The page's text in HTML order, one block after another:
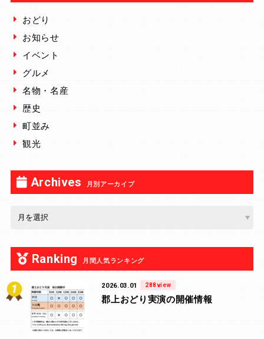
おどり
お知らせ
イベント
グルメ
名物・名産
歴史
町並み
観光
Archives 月別アーカイブ
Ranking 月間人気ランキング
2026.03.01 288view
郡上おどり実演の開催情報